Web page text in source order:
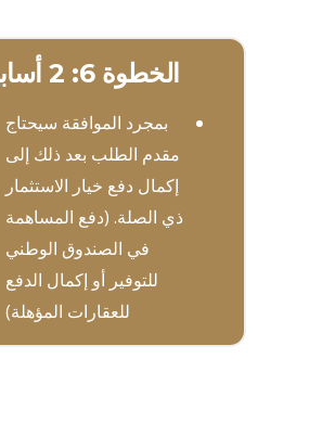
الخطوة 6: 2 أسابيع
بمجرد الموافقة سيحتاج
مقدم الطلب بعد ذلك إلى
إكمال دفع خيار الاستثمار
ذي الصلة. (دفع المساهمة
في الصندوق الوطني
للتوفير أو إكمال الدفع
للعقارات المؤهلة)